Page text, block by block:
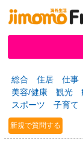
掲示板 タウ
ニュース イベ
総合 住居 仕事
美容/健康
観光
スポーツ
子育て
新規で質問する